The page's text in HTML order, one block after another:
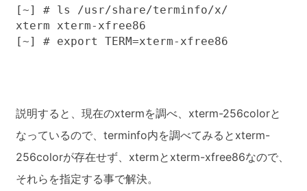
[~] # ls /usr/share/terminfo/x/
xterm xterm-xfree86
[~] # export TERM=xterm-xfree86
説明すると、現在のxtermを調べ、xterm-256colorと
なっているので、terminfo内を調べてみるとxterm-
256colorが存在せず、xtermとxterm-xfree86なので、
それらを指定する事で解決。